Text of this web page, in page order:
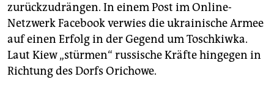
zurückzudrängen. In einem Post im Online-
Netzwerk Facebook verwies die ukrainische Armee
auf einen Erfolg in der Gegend um Toschkiwka.
Laut Kiew „stürmen“ russische Kräfte hingegen in
Richtung des Dorfs Orichowe.